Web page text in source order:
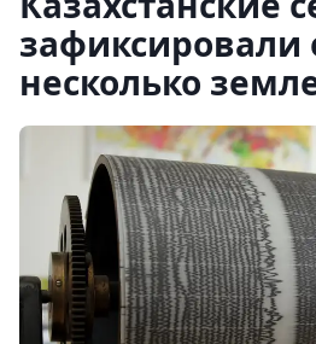
несколько